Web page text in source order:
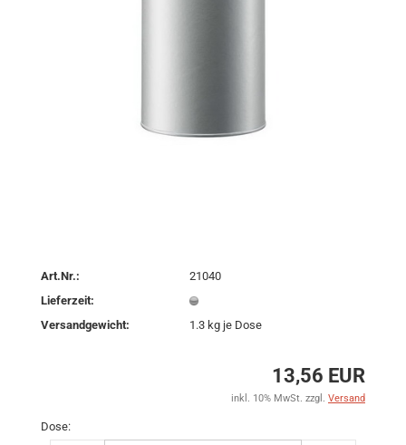
Art.Nr.:
21040
Lieferzeit:
Versandgewicht:
1.3 kg je Dose
13,56 EUR
inkl. 10% MwSt. zzgl. Versand
Dose: